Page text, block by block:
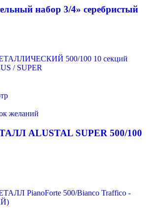
набор 3/4» серебристый
желаний
ALUSTAL SUPER 500/100